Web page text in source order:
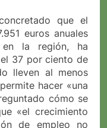
que el
euros anuales
la región, ha
37 por ciento de
lleven al menos
hacer «una
cómo se
«el crecimiento
de empleo no